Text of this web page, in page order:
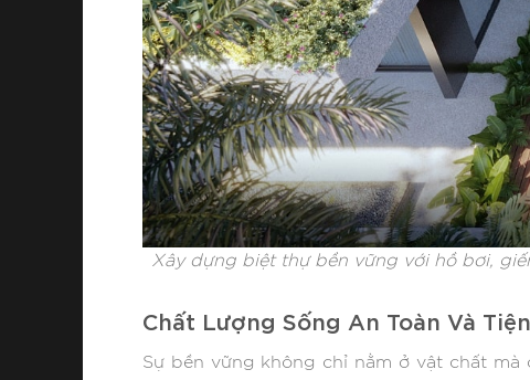
Xây dựng biệt thự bền vững với hồ bơi,
Chất Lượng Sống An Toàn Và
Sự bền vững không chỉ nằm ở vật chất